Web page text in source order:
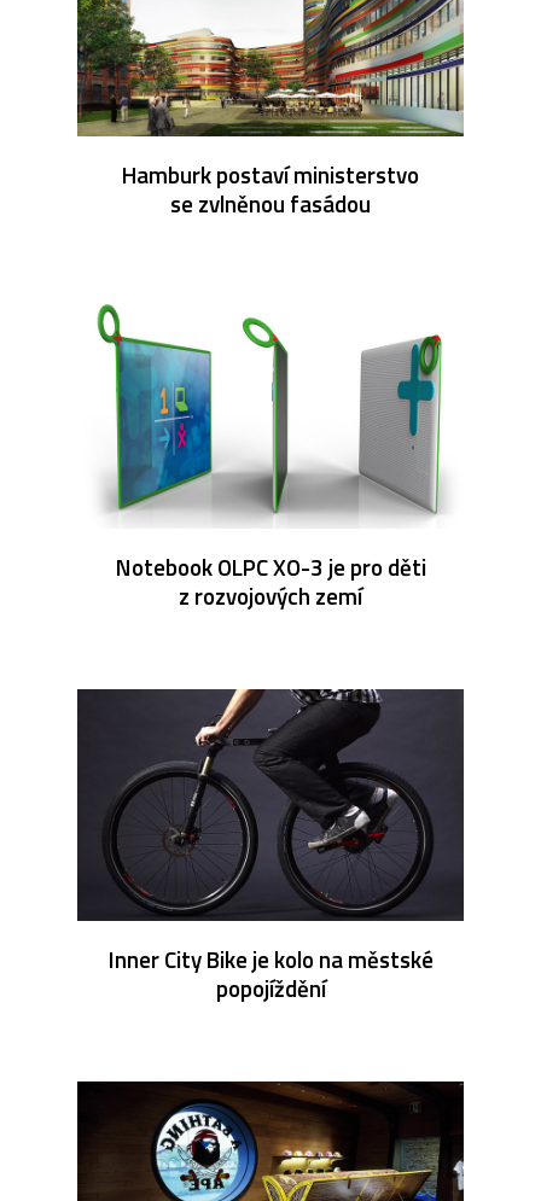
Hamburk postaví ministerstvo
se zvlněnou fasádou
Notebook OLPC XO-3 je pro děti
z rozvojových zemí
Inner City Bike je kolo na městské
popojíždění